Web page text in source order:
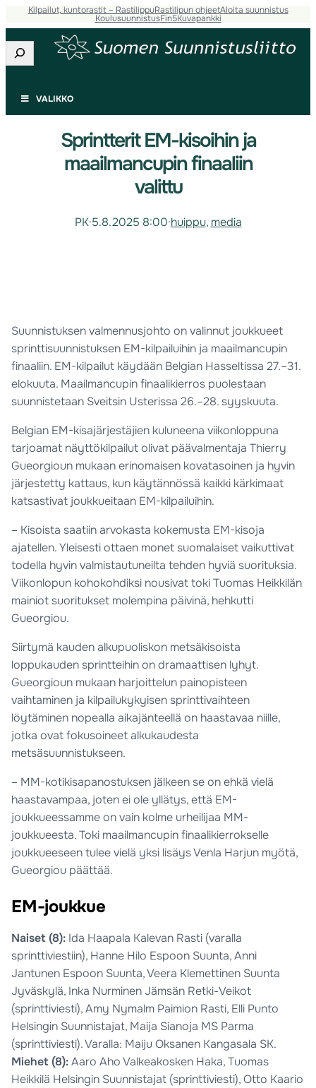
Kilpailut, kuntorastit – RastilippuRastilipun ohjeetAloita suunnistus
KoulusuunnistusFin5Kuvapankki
Etsi
VALIKKO
Sprintterit EM-kisoihin ja
maailmancupin finaaliin
valittu
PK·5.8.2025 8:00·huippu, media
Suunnistuksen valmennusjohto on valinnut joukkueet
sprinttisuunnistuksen EM-kilpailuihin ja maailmancupin
finaaliin. EM-kilpailut käydään Belgian Hasseltissa 27.–31.
elokuuta. Maailmancupin finaalikierros puolestaan
suunnistetaan Sveitsin Usterissa 26.–28. syyskuuta.
Belgian EM-kisajärjestäjien kuluneena viikonloppuna
tarjoamat näyttökilpailut olivat päävalmentaja Thierry
Gueorgioun mukaan erinomaisen kovatasoinen ja hyvin
järjestetty kattaus, kun käytännössä kaikki kärkimaat
katsastivat joukkueitaan EM-kilpailuihin.
– Kisoista saatiin arvokasta kokemusta EM-kisoja
ajatellen. Yleisesti ottaen monet suomalaiset vaikuttivat
todella hyvin valmistautuneilta tehden hyviä suorituksia.
Viikonlopun kohokohdiksi nousivat toki Tuomas Heikkilän
mainiot suoritukset molempina päivinä, hehkutti
Gueorgiou.
Siirtymä kauden alkupuoliskon metsäkisoista
loppukauden sprintteihin on dramaattisen lyhyt.
Gueorgioun mukaan harjoittelun painopisteen
vaihtaminen ja kilpailukykyisen sprinttivaihteen
löytäminen nopealla aikajänteellä on haastavaa niille,
jotka ovat fokusoineet alkukaudesta
metsäsuunnistukseen.
– MM-kotikisapanostuksen jälkeen se on ehkä vielä
haastavampaa, joten ei ole yllätys, että EM-
joukkueessamme on vain kolme urheilijaa MM-
joukkueesta. Toki maailmancupin finaalikierrokselle
joukkueeseen tulee vielä yksi lisäys Venla Harjun myötä,
Gueorgiou päättää.
EM-joukkue
Naiset (8): Ida Haapala Kalevan Rasti (varalla
sprinttiviestiin), Hanne Hilo Espoon Suunta, Anni
Jantunen Espoon Suunta, Veera Klemettinen Suunta
Jyväskylä, Inka Nurminen Jämsän Retki-Veikot
(sprinttiviesti), Amy Nymalm Paimion Rasti, Elli Punto
Helsingin Suunnistajat, Maija Sianoja MS Parma
(sprinttiviesti). Varalla: Maiju Oksanen Kangasala SK.
Miehet (8):Aaro Aho Valkeakosken Haka, Tuomas
Heikkilä Helsingin Suunnistajat (sprinttiviesti), Otto Kaario